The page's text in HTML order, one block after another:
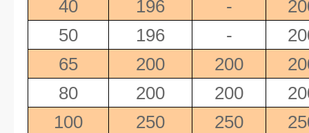
40 196 -
50
196 -
65
200 200
80
200 200
100
250 250